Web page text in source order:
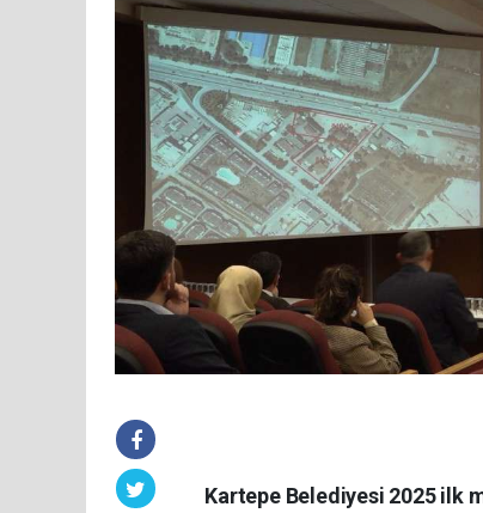
Kartepe Belediyesi 2025 ilk